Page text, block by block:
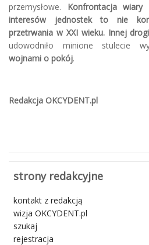
przemysłowe. Konfrontacja wiary
interesów jednostek to nie
przetrwania w XXI wieku. Innej
udowodniło minione stulecie
wojnami o pokój.
Redakcja OKCYDENT.pl
strony redakcyjne
kontakt z redakcją
wizja OKCYDENT.pl
szukaj
rejestracja